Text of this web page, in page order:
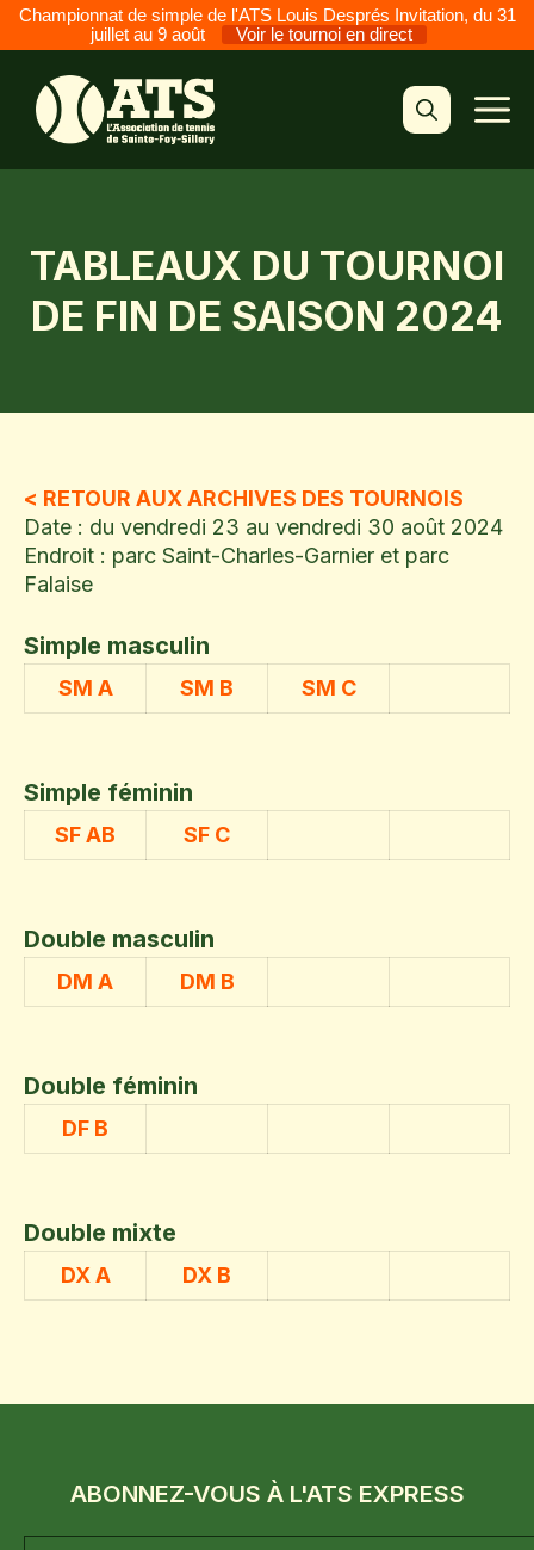
Championnat de simple de l'ATS Louis Després Invitation, du 31
juillet au 9 août
Voir le tournoi en direct
contenu
TABLEAUX DU TOURNOI
DE FIN DE SAISON 2024
< RETOUR AUX ARCHIVES DES TOURNOIS
Date : du vendredi 23 au vendredi 30 août 2024
Endroit : parc Saint-Charles-Garnier et parc
Falaise
Simple masculin
SM A SM B SM C
Simple féminin
SF AB SF C
Double masculin
DM A DM B
Double féminin
DF B
Double mixte
DX A DX B
ABONNEZ-VOUS À L'ATS EXPRESS